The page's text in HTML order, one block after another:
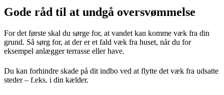
Gode råd til at undgå oversvømmelse
For det første skal du sørge for, at vandet kan komme væk fra din
grund. Så sørg for, at der er et fald væk fra huset, når du for
eksempel anlægger terrasse eller have.
Du kan forhindre skade på dit indbo ved at flytte det væk fra udsatte
steder – f.eks. i din kælder.